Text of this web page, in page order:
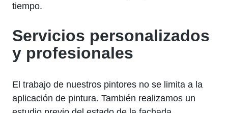
tiempo.
Servicios personalizados
y profesionales
El trabajo de nuestros pintores no se limita a la
aplicación de pintura. También realizamos un